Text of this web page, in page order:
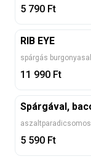
5 790 Ft
RIB EYE
11 990 Ft
5 590 Ft